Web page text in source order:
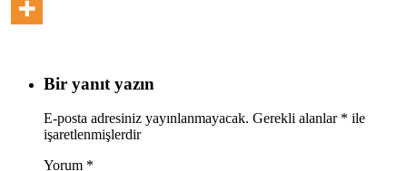
Bir yanıt yazın
E-posta adresiniz yayınlanmayacak. Gerekli alanlar * ile
işaretlenmişlerdir
Yorum *